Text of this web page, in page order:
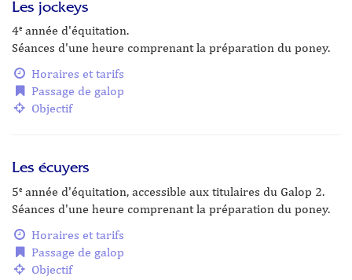
Les jockeys
4e année d'équitation.
Séances d'une heure comprenant la préparation du poney.
Horaires et tarifs
Passage de galop
Objectif
Les écuyers
5e année d'équitation, accessible aux titulaires du Galop 2.
Séances d'une heure comprenant la préparation du poney.
Horaires et tarifs
Passage de galop
Objectif